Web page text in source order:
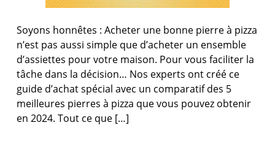
Soyons honnêtes : Acheter une bonne pierre à pizza
n’est pas aussi simple que d’acheter un ensemble
d’assiettes pour votre maison. Pour vous faciliter la
tâche dans la décision… Nos experts ont créé ce
guide d’achat spécial avec un comparatif des 5
meilleures pierres à pizza que vous pouvez obtenir
en 2024. Tout ce que […]